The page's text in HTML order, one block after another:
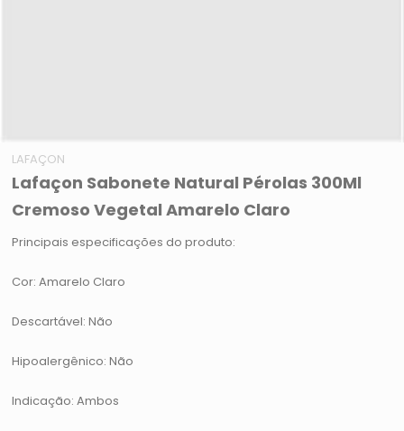
LAFAÇON
Lafaçon Sabonete Natural Pérolas 300Ml
Cremoso Vegetal Amarelo Claro
Principais especificações do produto:
Cor: Amarelo Claro
Descartável: Não
Hipoalergênico: Não
Indicação: Ambos